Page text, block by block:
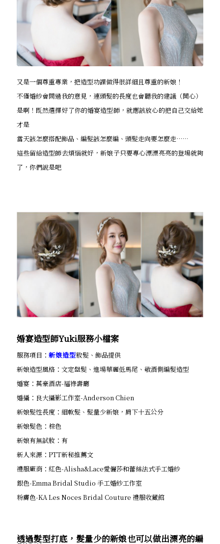
又是一個尊重專業，把造型功課做得很詳細且尊重的新娘！
不僅婚紗會問過我的意見，連頭髮的長度也會聽我的建議（開心）
是啊！既然選擇好了你的婚宴造型師，就應該放心的把自己交給她
才是
當天該怎麼搭配飾品、編髮該怎麼編、頭髮走向要怎麼走……
這些留給造型師去煩惱就好，新娘子只要專心漂漂亮亮的登場就夠
了，你們說是吧
婚宴造型師Yuki服務小檔案
服務項目： 新娘造型妝髮、飾品提供
新娘造型風格：文定盤髮、進場華麗低馬尾、敬酒側編髮造型
婚宴：萬豪酒店-福祿壽廳
婚攝：良大攝影工作室-Anderson Chien
新娘髮性長度：細軟髮、髮量少新娘，肩下十五公分
新娘髮色：棕色
新娘有無試妝：有
新人來源：PTT新秘推薦文
禮服廠商：紅色-Alisha&Lace愛儷莎和蕾絲法式手工婚紗
銀色-Emma Bridal Studio 手工婚紗工作室
粉膚色-KA Les Noces Bridal Couture 禮服收藏館
透過髮型打底，髮量少的新娘也可以做出漂亮的編